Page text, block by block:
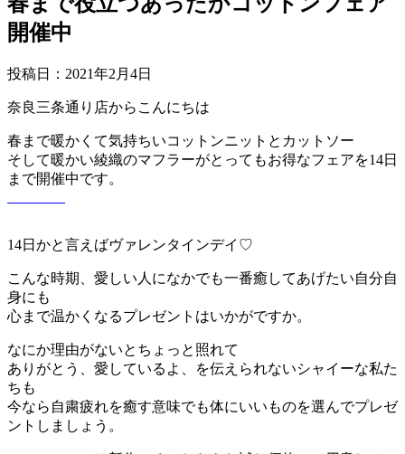
開催中
投稿日： 2021年2月4日
奈良三条通り店からこんにちは
春まで暖かくて気持ちいコットンニットとカットソー
そして暖かい綾織のマフラーがとってもお得なフェアを14日
まで開催中です。
14日かと言えばヴァレンタインデイ♡
こんな時期、愛しい人になかでも一番癒してあげたい自分自
身にも
心まで温かくなるプレゼントはいかがですか。
なにか理由がないとちょっと照れて
ありがとう、愛しているよ、を伝えられないシャイーな私た
ちも
今なら自粛疲れを癒す意味でも体にいいものを選んでプレゼ
ントしましょう。